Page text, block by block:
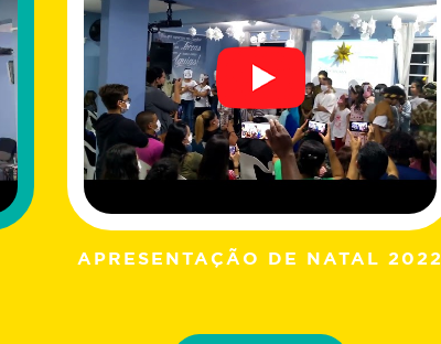
APRESENTAÇÃO DE NATAL 2022